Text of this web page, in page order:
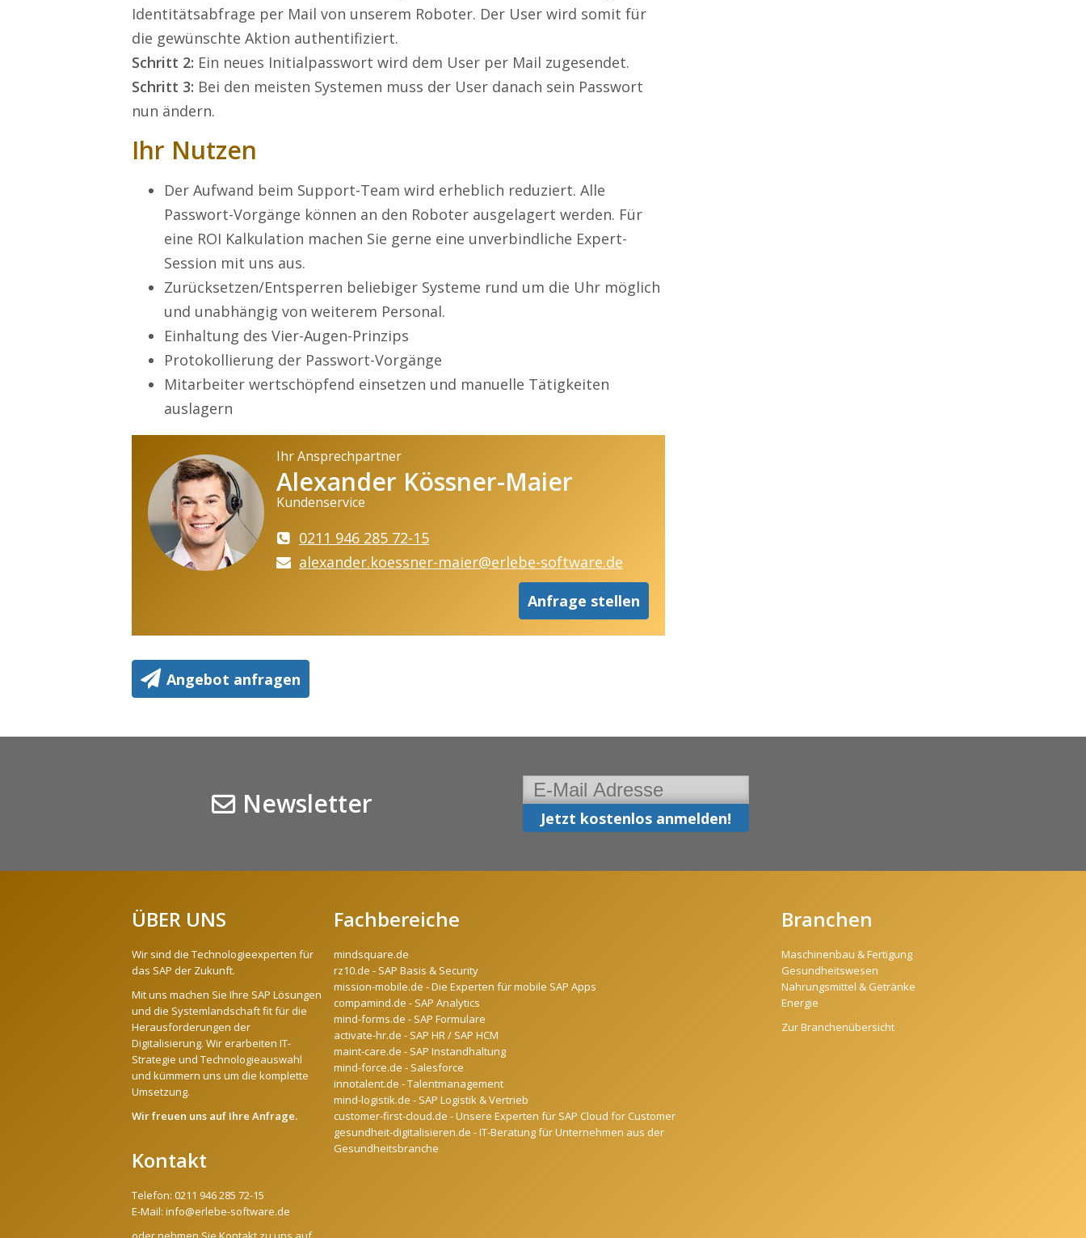
Identitätsabfrage per Mail von unserem Roboter. Der User wird somit für
die gewünschte Aktion authentifiziert.
Schritt 2: Ein neues Initialpasswort wird dem User per Mail zugesendet.
Schritt 3: Bei den meisten Systemen muss der User danach sein Passwort
nun ändern.
Ihr Nutzen
Der Aufwand beim Support-Team wird erheblich reduziert. Alle
Passwort-Vorgänge können an den Roboter ausgelagert werden. Für
eine ROI Kalkulation machen Sie gerne eine unverbindliche Expert-
Session mit uns aus.
Zurücksetzen/Entsperren beliebiger Systeme rund um die Uhr möglich
und unabhängig von weiterem Personal.
Einhaltung des Vier-Augen-Prinzips
Protokollierung der Passwort-Vorgänge
Mitarbeiter wertschöpfend einsetzen und manuelle Tätigkeiten
auslagern
Ihr Ansprechpartner
Alexander Kössner-Maier
Kundenservice
0211 946 285 72-15
alexander.koessner-maier@erlebe-software.de
Anfrage stellen
Angebot anfragen
Newsletter
ÜBER UNS
Wir sind die Technologieexperten für
das SAP der Zukunft.
Mit uns machen Sie Ihre SAP Lösungen
und die Systemlandschaft fit für die
Herausforderungen der
Digitalisierung. Wir erarbeiten IT-
Strategie und Technologieauswahl
und kümmern uns um die komplette
Umsetzung.
Wir freuen uns auf Ihre Anfrage.
Kontakt
Telefon: 0211 946 285 72-15
E-Mail: info@erlebe-software.de
Fachbereiche
mindsquare.de
rz10.de - SAP Basis & Security
mission-mobile.de - Die Experten für mobile SAP Apps
compamind.de - SAP Analytics
mind-forms.de - SAP Formulare
activate-hr.de - SAP HR / SAP HCM
maint-care.de - SAP Instandhaltung
mind-force.de - Salesforce
innotalent.de - Talentmanagement
mind-logistik.de - SAP Logistik & Vertrieb
customer-first-cloud.de - Unsere Experten für SAP Cloud for Customer
gesundheit-digitalisieren.de - IT-Beratung für Unternehmen aus der
Gesundheitsbranche
Branchen
Maschinenbau & Fertigung
Gesundheitswesen
Nahrungsmittel & Getränke
Energie
Zur Branchenübersicht